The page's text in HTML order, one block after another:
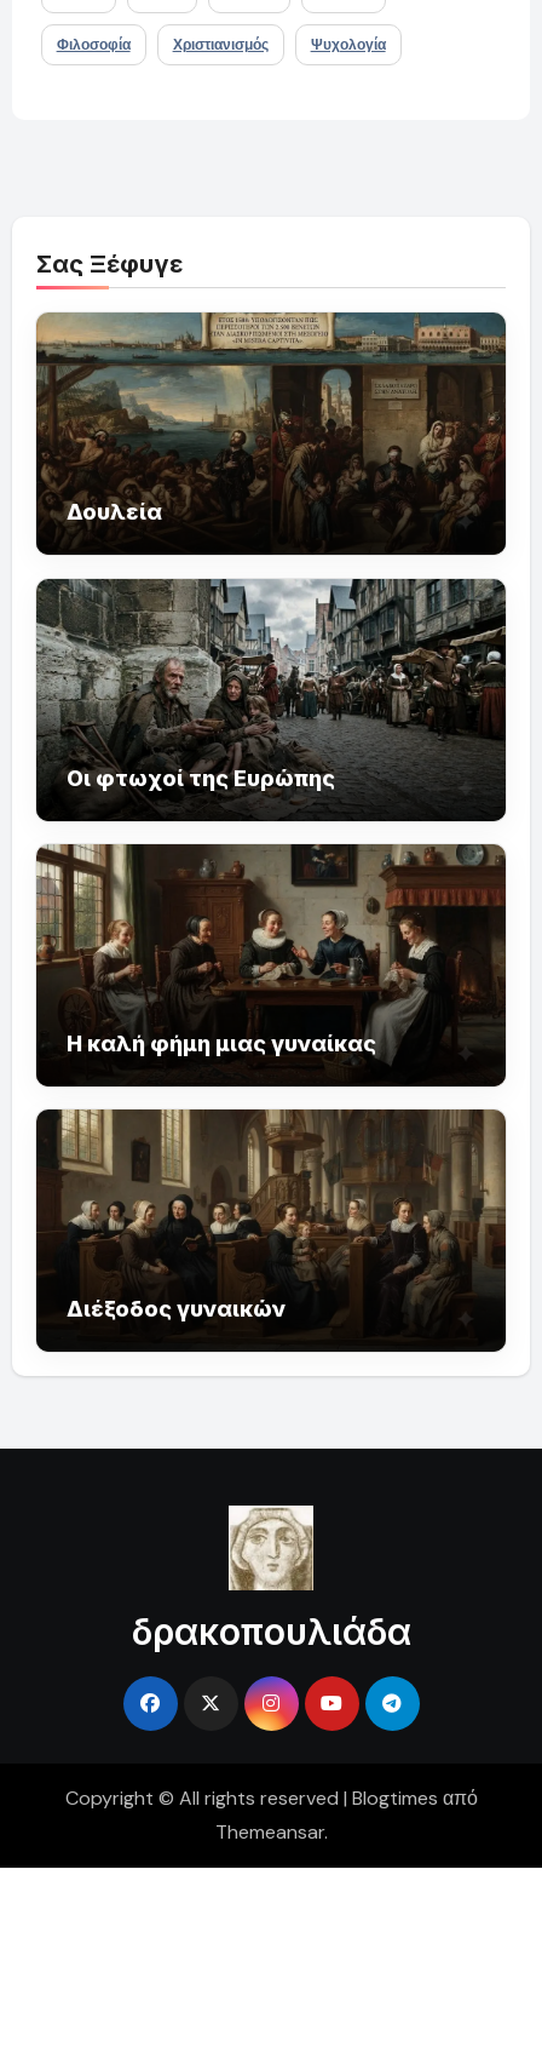
Φιλοσοφία Χριστιανισμός Ψυχολογία
Σας Ξέφυγε
Δουλεία
Οι φτωχοί της Ευρώπης
Η καλή φήμη μιας γυναίκας
Διέξοδος γυναικών
δρακοπουλιάδα
Copyright © All rights reserved | Blogtimes από
Themeansar.